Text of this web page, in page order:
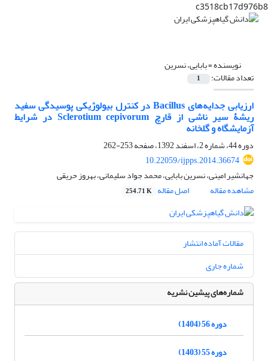
c3518cb17d976b8
نویسنده =بابایی، نسرین
تعداد مقالات: 1
ارزیابی جدایه‌های Bacillus در کنترل بیولوژیکی پوسیدگی سفید
ریشۀ سیر ناشی از قارچ Sclerotium cepivorum در شرایط
آزمایشگاه و گلخانه
دوره 44، شماره 2، اسفند 1392، صفحه
253-262
10.22059/ijpps.2014.36674
جهانشیر امینی، نسرین بابایی، محمد جواد سلیمانی، بهروز حریقی
مشاهده مقاله
اصل مقاله 254.71 K
مقالات آماده انتشار
شماره جاری
شماره‌های پیشین نشریه
دوره 56 (1404)
دوره 55 (1403)